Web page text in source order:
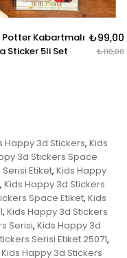
₺99,00
₺110,00
Harry Potter 4lü
Rozet & Broş
Happy 3d Stickers, Kids
3d Stickers Space
Etiket, Kids Happy
, Kids Happy 3d Stickers
Space Etiket, Kids
, Kids Happy 3d Stickers
Serisi, Kids Happy 3d
Serisi Etiket 25071,
Kids Happy 3d Stickers